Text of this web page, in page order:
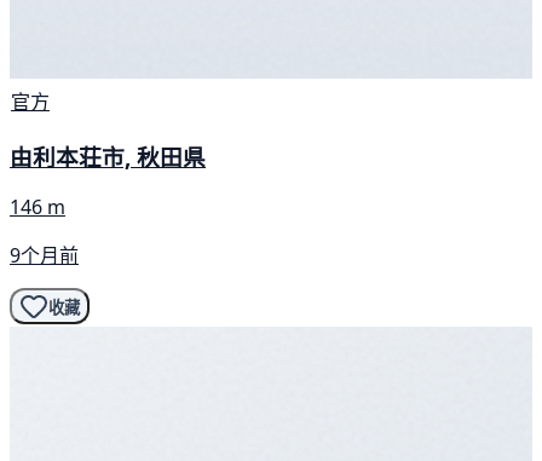
官方
由利本荘市, 秋田県
146 m
9个月前
收藏